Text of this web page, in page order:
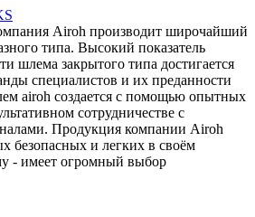
Airoh производит широчайший
типа. Высокий показатель
шлема закрытого типа достигается
специалистов и их преданности
airoh создается с помощью опытных
сотрудничестве с
Продукция компании Airoh
безопасных и легких в своём
- имеет огромный выбор